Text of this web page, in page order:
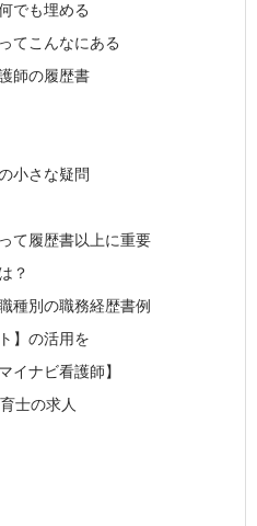
でも埋める
てこんなにある
師の履歴書
小さな疑問
て履歴書以上に重要
？
種別の職務経歴書例
】の活用を
イナビ看護師】
士の求人